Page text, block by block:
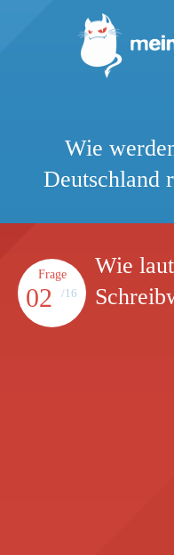
Wie
Deutschland
Frage
02 /16
Wie